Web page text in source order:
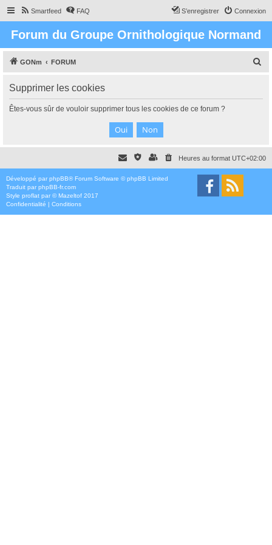
Smartfeed FAQ Connexion
S’enregistrer
Forum du Groupe Ornithologique Normand
GONm FORUM
c
Supprimer les cookies
Êtes-vous sûr de vouloir supprimer tous les cookies de ce forum ?
Heures au format UTC+02:00
Développé par phpBB® Forum Software © phpBB Limited
Traduit par phpBB-fr.com
Style proflat par ©Mazeltof 2017
Confidentialité | Conditions